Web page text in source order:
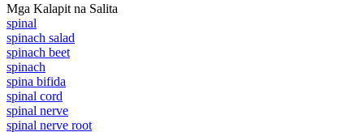
Mga Kalapit na Salita
spinal
spinach salad
spinach beet
spinach
spina bifida
spinal cord
spinal nerve
spinal nerve root